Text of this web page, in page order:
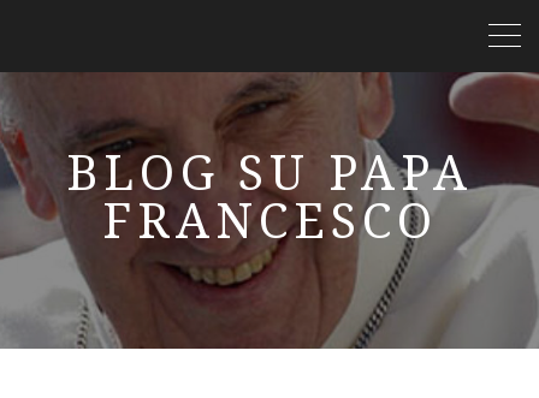
BLOG SU PAPA
FRANCESCO